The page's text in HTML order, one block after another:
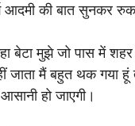
आदमी की बात सुनकर
बेटा मुझे जो पास में शहर
मैं बहुत थक गया हूं
हो जाएगी।